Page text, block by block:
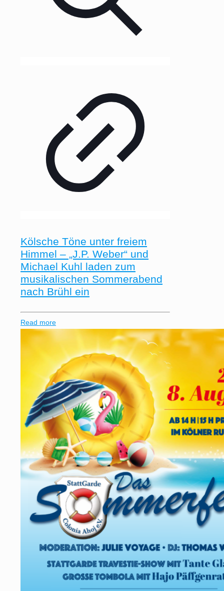
Kölsche Töne unter freiem
Himmel – „J.P. Weber“ und
Michael Kuhl laden zum
musikalischen Sommerabend
nach Brühl ein
Read more